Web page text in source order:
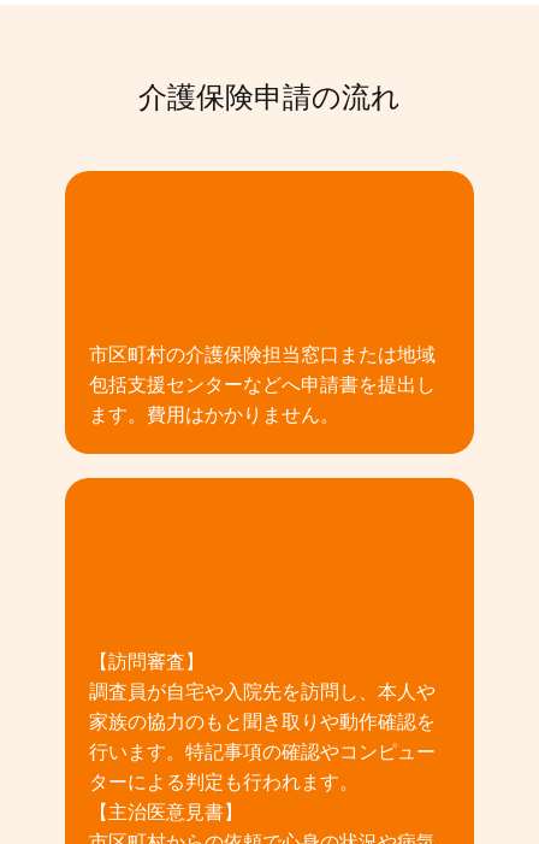
介護保険申請の流れ
市区町村の介護保険担当窓口または地域
包括支援センターなどへ申請書を提出し
ます。費用はかかりません。
【訪問審査】
調査員が自宅や入院先を訪問し、本人や
家族の協力のもと聞き取りや動作確認を
行います。特記事項の確認やコンピュー
ターによる判定も行われます。
【主治医意見書】